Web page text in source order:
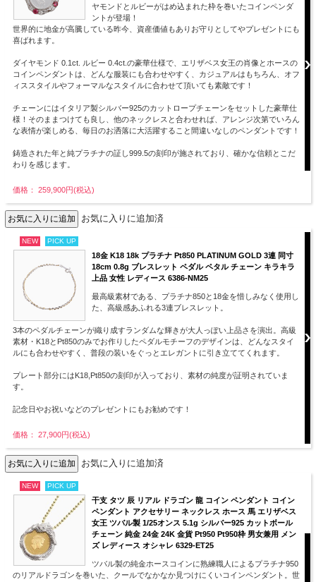
ヤモンドとルビーがはめ込まれた枠を巻いたコインペンダ
ントが登場！
世界的に地金が高騰している昨今、資産価値もありお守りとしてやプレゼントにも
喜ばれます。
ダイヤモンド 0.1ct. ルビー 0.4ct.の豪華仕様で、エリザベス女王の肖像とホースの
コインペンダントは、どんな服装にも合わせやすく、カジュアルはもちろん、オフ
ィススタイルやフォーマルなスタイルに合わせて頂いても素敵です！
チェーンにはイタリア製シルバー925のカットロープチェーンをセットした豪華仕
様！そのままつけても良し、他のネックレスと合わせれば、アレンジ次第でいろん
な表情が楽しめる、毎日のお洒落に大活躍すること間違いなしのペンダントです！
鋳造された年と純プラチナの証し999.5の刻印が施されており、確かな信頼とこだ
わりを感じます。
価格： 259,900円(税込)
お気に入りに追加済
NEW PICK UP
18金 K18 18k プラチナ Pt850 PLATINUM GOLD 3連 同寸
18cm 0.8g ブレスレット ペダル ペタル チェーン キラキラ
上品 女性 レディース 6386-NM25
最高級素材である、プラチナ850と18金を惜しみなく使用し
た、高級感あふれる3連ブレスレット。
3本のペダルチェーンが織り成すランダムな輝きが大人っぽい上品さを演出。高級
素材・K18とPt850のみでお作りしたペダルモチーフのデザインは、どんなスタイ
ルにも合わせやすく、普段の装いをぐっとエレガントに引き立ててくれます。
プレート部分にはK18,Pt850の刻印が入っており、素材の純度が証明されていま
す。
記念日やお祝いなどのプレゼントにもお勧めです！
価格： 27,900円(税込)
お気に入りに追加済
NEW PICK UP
干支 タツ 辰 リアル ドラゴン 龍 コイン ペンダント コイン
ペンダント アクセサリー ネックレス ホース 馬 エリザベス
女王 ツバル製 1/25オンス 5.1g シルバー925 カットボール
チェーン 純金 24金 24K 金貨 Pt950 Pt950枠 男女兼用 メン
ズ レディース オシャレ 6329-ET25
ツバル製の純金ホースコインに熟練職人によるプラチナ950
のリアルドラゴンを巻いた、クールでなかなか見つけにくいコインペンダント。世